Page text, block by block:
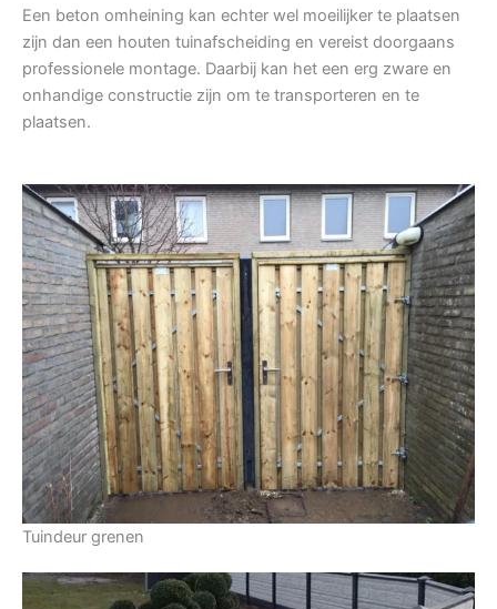
Een beton omheining kan echter wel moeilijker te plaatsen
zijn dan een houten tuinafscheiding en vereist doorgaans
professionele montage. Daarbij kan het een erg zware en
onhandige constructie zijn om te transporteren en te
plaatsen.
Tuindeur grenen